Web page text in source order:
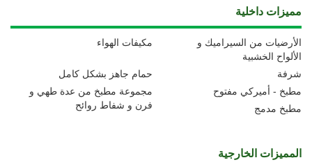
مميزات داخلية
مكيفات الهواء
الأرضيات من السيراميك و
الألواح الخشبية
حمام جاهز بشكل كامل
شرفة
مجموعة مطبخ من عدة طهي و
فرن و شفاط روائح
مطبخ - أميركي مفتوح
مطبخ مدمج
المميزات الخارجية